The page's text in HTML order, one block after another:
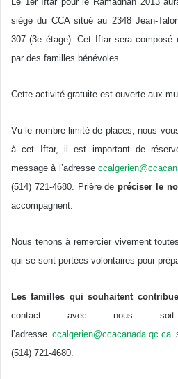
siège du CCA situé au 2348 Jean-
307 (3e étage). Cet Iftar sera composé
par des familles bénévoles.
Cette activité gratuite est ouverte aux
Vu le nombre limité de places, nous
à cet Iftar, il est important de
message à l’adresse
(514) 721-4680. Prière depréciser le
accompagnent.
Nous tenons à remercier vivement
qui se sont portées volontaires pour
Les familles qui souhaitent
contact avec nous
l’adresse ccalgerien@ccacanada.qc.ca
(514) 721-4680.